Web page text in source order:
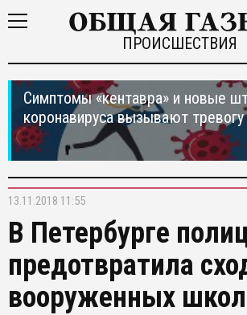
ПРОИСШЕСТВИЯ
Симптомы «кентавра» и новые
коронавируса вызывают тревогу
13.11.2018 11:55
В Петербурге
предотвратила
вооруженных